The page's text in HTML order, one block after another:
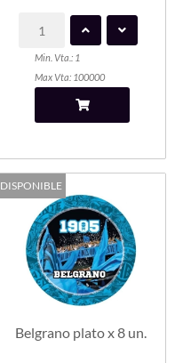
Min. Vta.: 1
Max Vta: 100000
DISPONIBLE
Belgrano plato x 8 un.